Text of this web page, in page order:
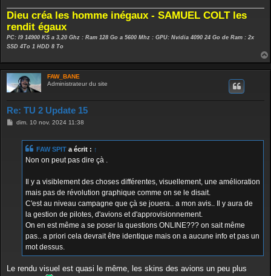
Dieu créa les homme inégaux - SAMUEL COLT les
rendit égaux
PC: I9 14900 KS a 3,20 Ghz : Ram 128 Go a 5600 Mhz : GPU: Nvidia 4090 24 Go de Ram : 2x
SSD 4To 1 HDD 8 To
FAW_BANE
Administrateur du site
Re: TU 2 Update 15
Mdim. 10 nov. 2024 11:38
FAW SPIT a écrit : ↑
Non on peut pas dire çà .
Il y a visiblement des choses différentes, visuellement, une amélioration
mais pas de révolution graphique comme on se le disait.
C'est au niveau campagne que çà se jouera.. a mon avis.. Il y aura de
la gestion de pilotes, d'avions et d'approvisionnement.
On en est même a se poser la questions ONLINE??? on sait même
pas.. a priori cela devrait être identique mais on a aucune info et pas un
mot dessus.
Le rendu visuel est quasi le même, les skins des avions un peu plus